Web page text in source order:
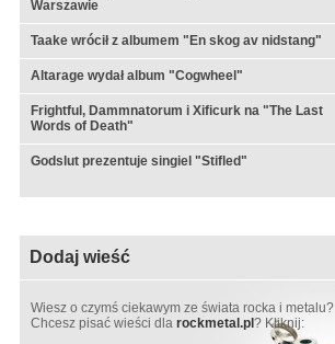
Warszawie
Taake wrócił z albumem "En skog av nidstang"
Altarage wydał album "Cogwheel"
Frightful, Dammnatorum i Xificurk na "The Last
Words of Death"
Godslut prezentuje singiel "Stifled"
Dodaj wieść
Wiesz o czymś ciekawym ze świata rocka i metalu?
Chcesz pisać wieści dla rockmetal.pl ? Kliknij: